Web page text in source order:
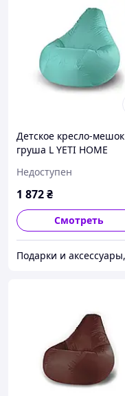
Детское кресло-мешок
груша L YETI HOME
Недоступен
1 872₴
Смотреть